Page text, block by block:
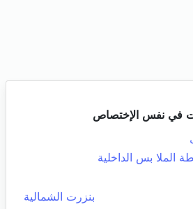
في نفس الإختصاص
الملا بس الداخلية
بنزرت الشمالية